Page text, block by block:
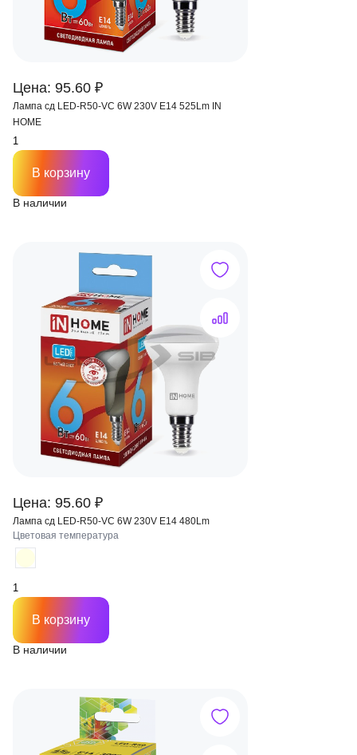
Цена: 95.60 ₽
Лампа сд LED-R50-VC 6W 230V Е14 525Lm IN
HOME
В наличии
В корзину
Цена: 95.60 ₽
Лампа сд LED-R50-VC 6W 230V Е14 480Lm
В наличии
Цветовая температура
В корзину